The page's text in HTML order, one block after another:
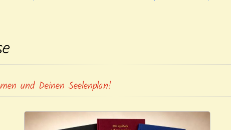
und Deinen Seelenplan!